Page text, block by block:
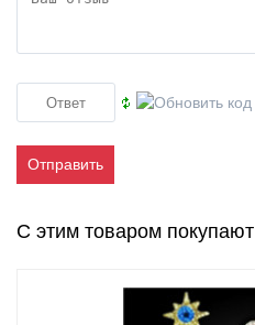
Отправить
С этим товаром покупают